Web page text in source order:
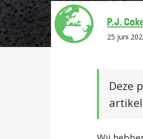
P.J.
25 juni
Deze